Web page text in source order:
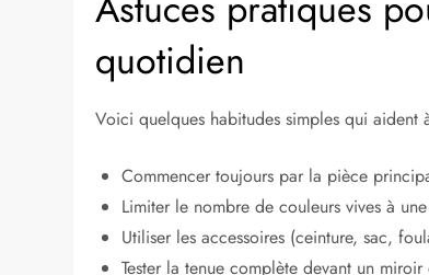
quotidien
Voici quelques habitudes simples qui aident
Commencer toujours par la pièce
Limiter le nombre de couleurs vives à
Utiliser les accessoires (ceinture, sac,
Tester la tenue complète devant un